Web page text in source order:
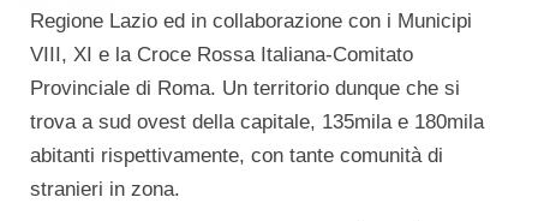
Regione Lazio ed in collaborazione con i Municipi
VIII, XI e la Croce Rossa Italiana-Comitato
Provinciale di Roma. Un territorio dunque che si
trova a sud ovest della capitale, 135mila e 180mila
abitanti rispettivamente, con tante comunità di
stranieri in zona.